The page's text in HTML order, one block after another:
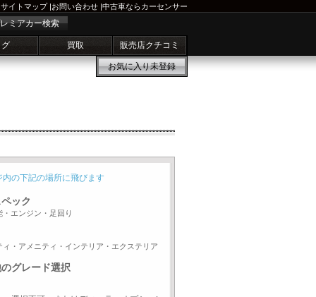
サイトマップ|お問い合わせ |中古車ならカーセンサー
ミアカー検索
買取 販売店クチコミ
お気に入り未登録
内の下記の場所に飛びます
ック
・エンジン・足回り
ィ・アメニティ・インテリア・エクステリア
グレード選択